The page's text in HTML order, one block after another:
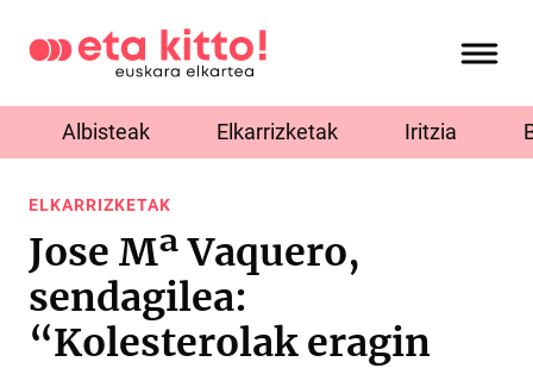
Albisteak Elkarrizketak Iritzia
ELKARRIZKETAK
Jose Mª Vaquero,
sendagilea:
“Kolesterolak eragin